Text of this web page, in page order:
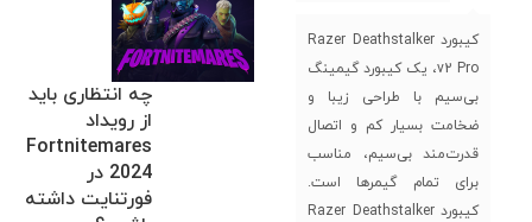
چه انتظاری باید
از رویداد
Fortnitemares
2024 در
فورتنایت داشته
کیبورد Razer Deathstalker
v2 Pro، یک کیبورد گیمینگ
بی‌سیم با طراحی زیبا و
ضخامت بسیار کم و اتصال
قدرت‌مند بی‌سیم، مناسب
برای تمام گیمرها است.
کیبورد Razer Deathstalker